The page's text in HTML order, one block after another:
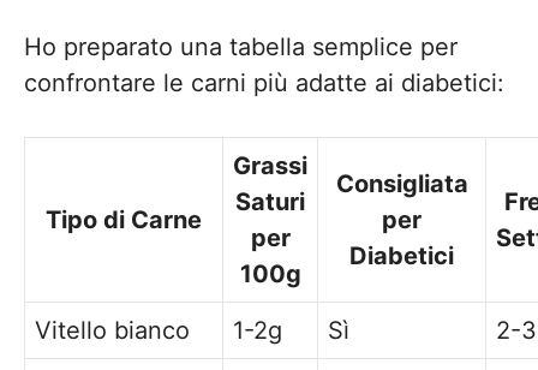
Ho preparato una tabella semplice per
confrontare le carni più adatte ai diabetici:
Tipo di Carne
Grassi
Saturi
per
100g
Consigliata
per
Diabetici
Vitello bianco 1-2g Sì
2-